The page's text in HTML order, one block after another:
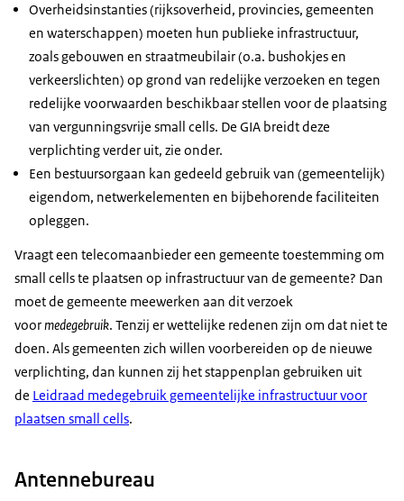
Overheidsinstanties (rijksoverheid, provincies, gemeenten
en waterschappen) moeten hun publieke infrastructuur,
zoals gebouwen en straatmeubilair (o.a. bushokjes en
verkeerslichten) op grond van redelijke verzoeken en tegen
redelijke voorwaarden beschikbaar stellen voor de plaatsing
van vergunningsvrije small cells. De GIA breidt deze
verplichting verder uit, zie onder.
Een bestuursorgaan kan gedeeld gebruik van (gemeentelijk)
eigendom, netwerkelementen en bijbehorende faciliteiten
opleggen.
Vraagt een telecomaanbieder een gemeente toestemming om
small cells te plaatsen op infrastructuur van de gemeente? Dan
moet de gemeente meewerken aan dit verzoek
voormedegebruik. Tenzij er wettelijke redenen zijn om dat niet te
doen. Als gemeenten zich willen voorbereiden op de nieuwe
verplichting, dan kunnen zij het stappenplan gebruiken uit
de Leidraad medegebruik gemeentelijke infrastructuur voor
plaatsen small cells.
Antennebureau